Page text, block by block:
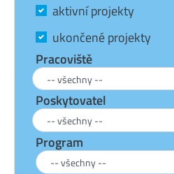
aktivní projekty
ukončené projekty
Pracoviště
Poskytovatel
Program